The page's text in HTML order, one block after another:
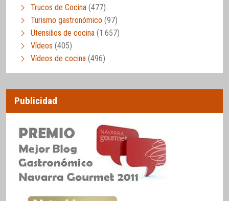
Trucos de Cocina (477)
Turismo gastronómico (97)
Utensilios de cocina (1.657)
Vídeos (405)
Vídeos de cocina (496)
Publicidad